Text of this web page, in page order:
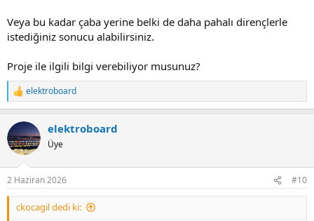
Veya bu kadar çaba yerine belki de daha pahalı dirençlerle
istediğiniz sonucu alabilirsiniz.
Proje ile ilgili bilgi verebiliyor musunuz?
R
e
c
t
i
s
:
elektroboard
elektroboard
Üye
2 Haziran 2026 #10
ckocagil dedi ki: